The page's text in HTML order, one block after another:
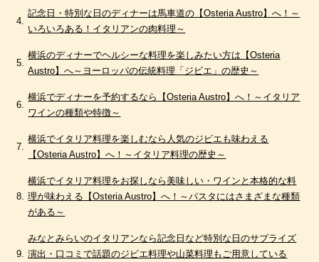
記念日・特別な日のディナーは馬車道の【Osteria Austro】へ！～
いろいろある！イタリアンの肉料理～
横浜のディナーでヘルシーな料理を楽しみたい方は【Osteria
Austro】へ～ヨーロッパの伝統料理「ジビエ」の歴史～
横浜でディナーを予約するなら【Osteria Austro】へ！～イタリア
ワインの種類や特徴～
横浜でイタリア料理を楽しむなら人気のジビエも味わえる
【Osteria Austro】へ！～イタリア料理の歴史～
横浜でイタリア料理をお探しなら美味しい・ワインと本格的な料
理が味わえる【Osteria Austro】へ！～パスタにはさまざまな種類
がある～
みなとみらいのイタリアンなら記念日など特別な日のサプライズ
演出・口コミで話題のジビエ料理や山菜料理もご用意している